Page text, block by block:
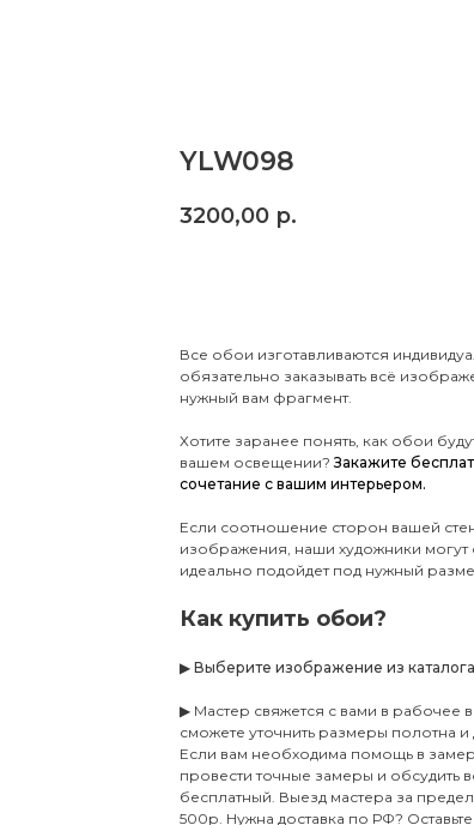
YLW098
3200,00 р.
Все обои изготавливаются
обязательно заказывать всё
нужный вам фрагмент.
Хотите заранее понять, как обои
вашем освещении?Закажите
сочетание с вашим интерьером.
Если соотношение сторон вашей
изображения, наши художники
идеально подойдет под нужный
Как купить обои?
▶ Выберите изображение из каталога
▶ Мастер свяжется с вами в рабочее
сможете уточнить размеры полотна
Если вам необходима помощь в
провести точные замеры и обсудить
бесплатный. Выезд мастера за
500р. Нужна доставка по РФ?